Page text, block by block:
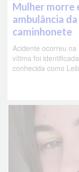
Mulher morre
ambulância
caminhonete
Acidente ocorreu
vítima foi
conhecida como